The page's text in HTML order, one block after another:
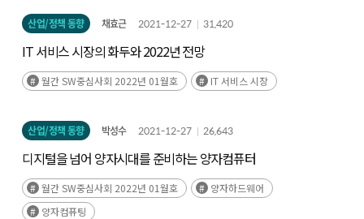
산업/정책 동향 채효근 2021-12-27 31,420
IT 서비스 시장의 화두와 2022년 전망
월간 SW중심사회 2022년 01월호 IT 서비스 시장
산업/정책 동향 박성수 2021-12-27 26,643
디지털을 넘어 양자시대를 준비하는 양자컴퓨터
월간 SW중심사회 2022년 01월호
양자하드웨어
양자컴퓨팅